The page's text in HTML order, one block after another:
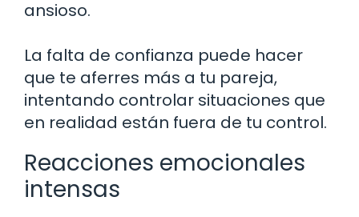
ansioso.
La falta de confianza puede hacer
que te aferres más a tu pareja,
intentando controlar situaciones que
en realidad están fuera de tu control.
Reacciones emocionales
intensas